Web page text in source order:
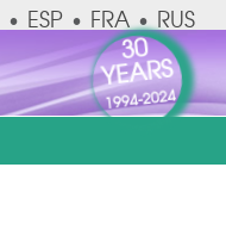
• ESP • FRA • RUS
30
YEARS
1994-2024